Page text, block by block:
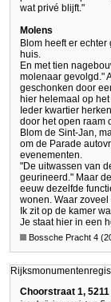
wat privé blijft."
Molens
Blom heeft er
huis.
En met tien
molenaar gevolgd."
geschonken door
hier helemaal op
Ieder kwartier
door het open raam
Blom de Sint-Jan,
om de Parade
evenementen.
"De uitwassen van
geurineerd." Maar
eeuw dezelfde
wonen. Waar
Ik zit op de kamer
Je staat hier in een
Bossche Pracht 4
Choorstraat 1,